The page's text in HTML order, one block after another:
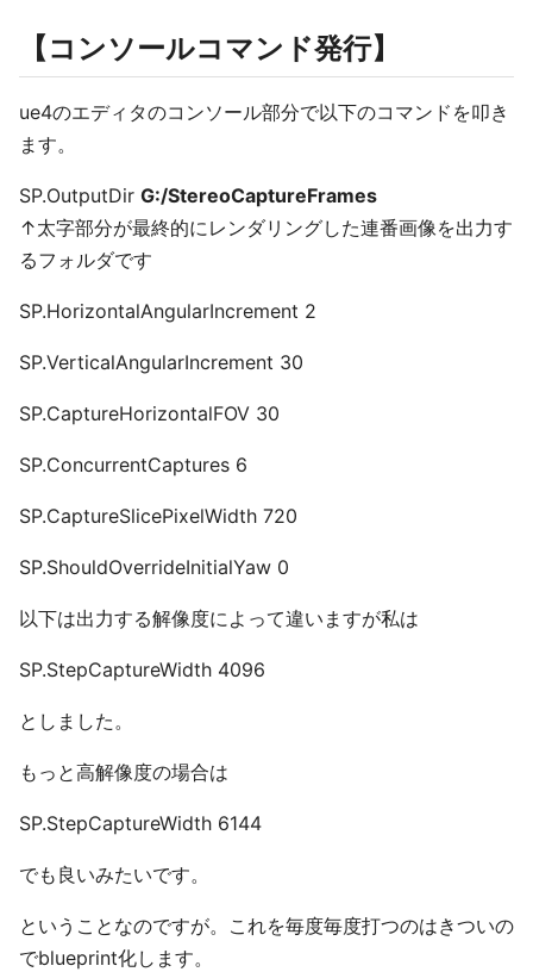
【コンソールコマンド発行】
ue4のエディタのコンソール部分で以下のコマンドを叩き
ます。
SP.OutputDir G:/StereoCaptureFrames
↑太字部分が最終的にレンダリングした連番画像を出力す
るフォルダです
SP.HorizontalAngularIncrement 2
SP.VerticalAngularIncrement 30
SP.CaptureHorizontalFOV 30
SP.ConcurrentCaptures 6
SP.CaptureSlicePixelWidth 720
SP.ShouldOverrideInitialYaw 0
以下は出力する解像度によって違いますが私は
SP.StepCaptureWidth 4096
としました。
もっと高解像度の場合は
SP.StepCaptureWidth 6144
でも良いみたいです。
ということなのですが。これを毎度毎度打つのはきついの
でblueprint化します。